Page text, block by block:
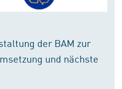
der BAM zur
und nächste